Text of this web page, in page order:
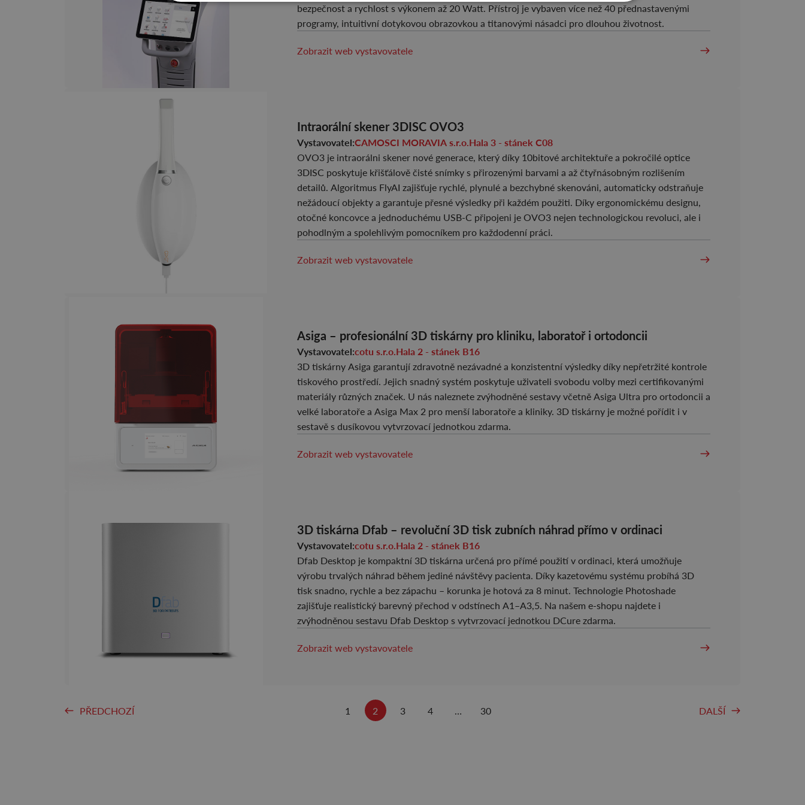
bezpečnost a rychlost s výkonem až 20 Watt. Přístroj je vybaven více než 40 přednastavenými
programy, intuitivní dotykovou obrazovkou a titanovými násadci pro dlouhou životnost.
Zobrazit web vystavovatele
Intraorální skener 3DISC OVO3
Vystavovatel:CAMOSCI MORAVIA s.r.o. Hala 3 - stánek C08
OVO3 je intraorálni skener nové generace, který díky 10bitové architektuře a pokročilé optice
3DISC poskytuje křišťálově čisté snímky s přirozenými barvami a až čtyřnásobným rozlišením
detailů. Algoritmus FlyAI zajišťuje rychlé, plynulé a bezchybné skenováni, automaticky odstraňuje
nežádoucí objekty a garantuje přesné výsledky při každém použiti. Díky ergonomickému designu,
otočné koncovce a jednoduchému USB-C připojeni je OVO3 nejen technologickou revoluci, ale i
pohodlným a spolehlivým pomocníkem pro každodenní práci.
Zobrazit web vystavovatele
Asiga – profesionální 3D tiskárny pro kliniku, laboratoř i ortodoncii
Vystavovatel:cotu s.r.o. Hala 2 - stánek B16
3D tiskárny Asiga garantují zdravotně nezávadné a konzistentní výsledky díky nepřetržité kontrole
tiskového prostředí. Jejich snadný systém poskytuje uživateli svobodu volby mezi certifikovanými
materiály různých značek. U nás naleznete zvýhodněné sestavy včetně Asiga Ultra pro ortodoncii a
velké laboratoře a Asiga Max 2 pro menší laboratoře a kliniky. 3D tiskárny je možné pořídit i v
sestavě s dusíkovou vytvrzovací jednotkou zdarma.
Zobrazit web vystavovatele
3D tiskárna Dfab – revoluční 3D tisk zubních náhrad přímo v ordinaci
Vystavovatel:cotu s.r.o. Hala 2 - stánek B16
Dfab Desktop je kompaktní 3D tiskárna určená pro přímé použití v ordinaci, která umožňuje
výrobu trvalých náhrad během jediné návštěvy pacienta. Díky kazetovému systému probíhá 3D
tisk snadno, rychle a bez zápachu – korunka je hotová za 8 minut. Technologie Photoshade
zajišťuje realistický barevný přechod v odstínech A1–A3,5. Na našem e-shopu najdete i
zvýhodněnou sestavu Dfab Desktop s vytvrzovací jednotkou DCure zdarma.
Zobrazit web vystavovatele
PŘEDCHOZÍ 1 2 3 4 … 30 DALŠÍ